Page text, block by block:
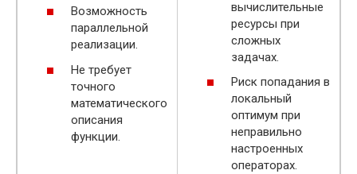
Возможность
параллельной
реализации.
Не требует
точного
математического
описания
функции.
вычислительные
ресурсы при
сложных
задачах.
Риск попадания в
локальный
оптимум при
неправильно
настроенных
операторах.